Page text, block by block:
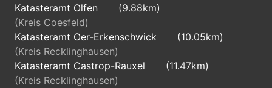
Katasteramt Olfen
(9.88km)
(Kreis Coesfeld)
Katasteramt Oer-Erkenschwick
(10.05km)
(Kreis Recklinghausen)
Katasteramt Castrop-Rauxel
(11.47km)
(Kreis Recklinghausen)